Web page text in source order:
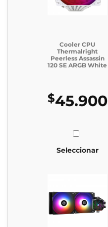
Cooler CPU
Thermalright
Peerless Assassin
120 SE ARGB White
$45.900
Seleccionar